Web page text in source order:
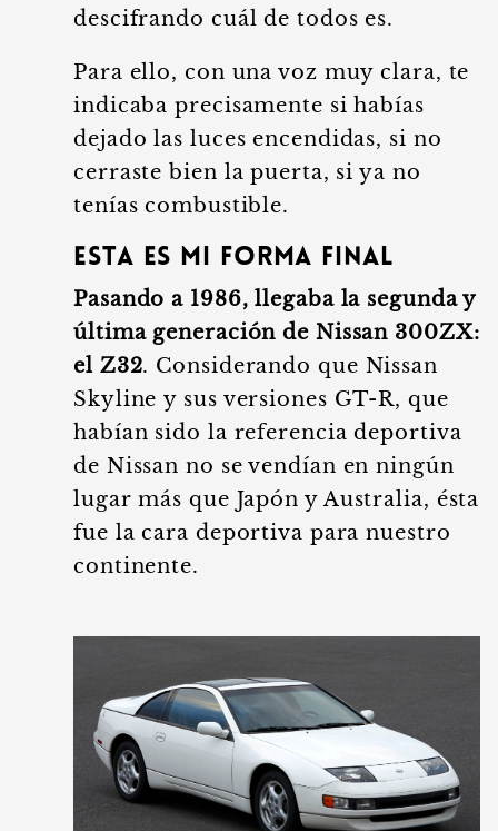
descifrando cuál de todos es.
Para ello, con una voz muy clara, te
indicaba precisamente si habías
dejado las luces encendidas, si no
cerraste bien la puerta, si ya no
tenías combustible.
Esta es mi forma final
Pasando a 1986, llegaba la segunda y
última generación de Nissan 300ZX:
el Z32. Considerando que Nissan
Skyline y sus versiones GT-R, que
habían sido la referencia deportiva
de Nissan no se vendían en ningún
lugar más que Japón y Australia, ésta
fue la cara deportiva para nuestro
continente.